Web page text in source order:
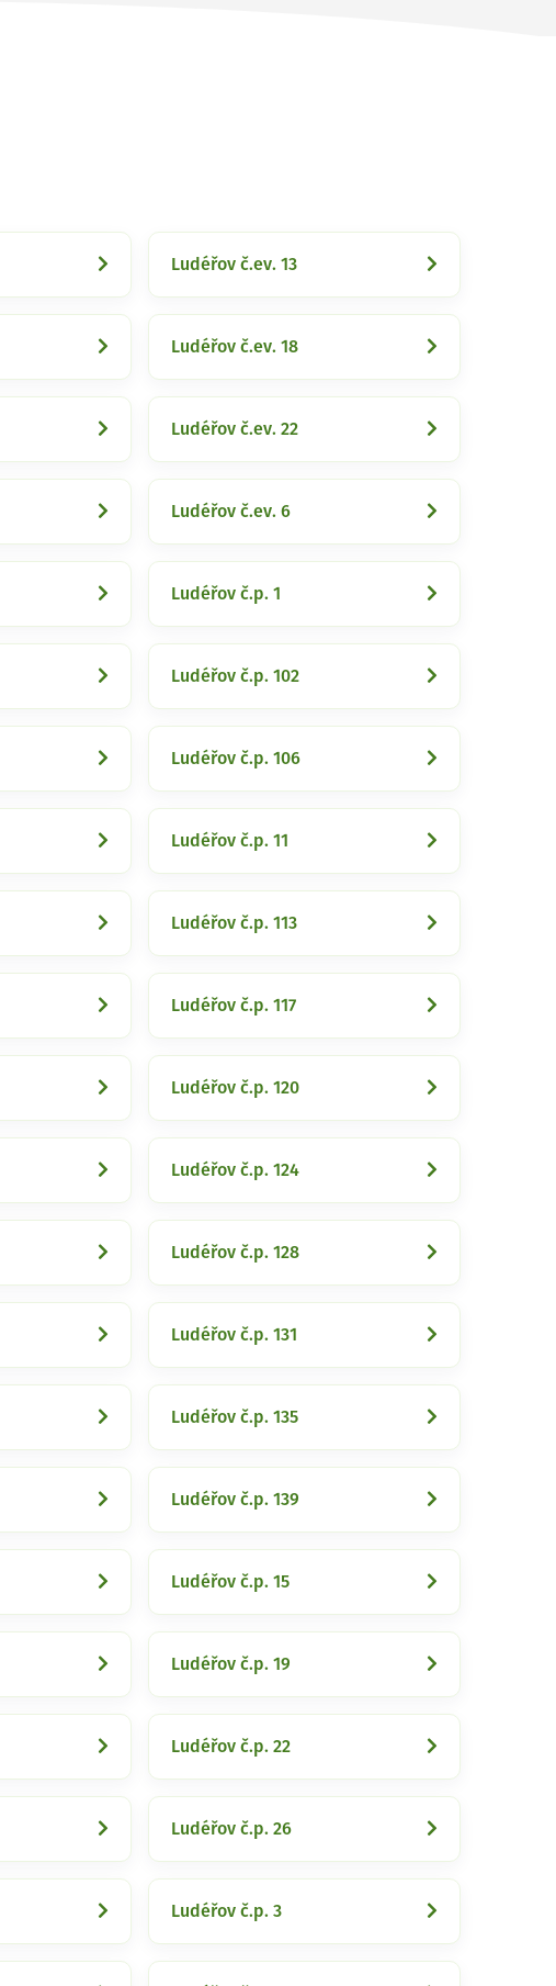
Ludéřov č.ev. 13
Ludéřov č.ev. 18
Ludéřov č.ev. 22
Ludéřov č.ev. 6
Ludéřov č.p. 1
Ludéřov č.p. 102
Ludéřov č.p. 106
Ludéřov č.p. 11
Ludéřov č.p. 113
Ludéřov č.p. 117
Ludéřov č.p. 120
Ludéřov č.p. 124
Ludéřov č.p. 128
Ludéřov č.p. 131
Ludéřov č.p. 135
Ludéřov č.p. 139
Ludéřov č.p. 15
Ludéřov č.p. 19
Ludéřov č.p. 22
Ludéřov č.p. 26
Ludéřov č.p. 3